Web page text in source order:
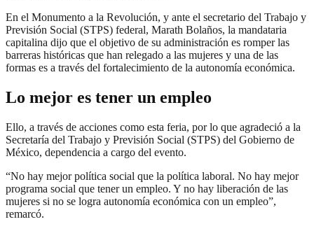
En el Monumento a la Revolución, y ante el secretario del Trabajo y
Previsión Social (STPS) federal, Marath Bolaños, la mandataria
capitalina dijo que el objetivo de su administración es romper las
barreras históricas que han relegado a las mujeres y una de las
formas es a través del fortalecimiento de la autonomía económica.
Lo mejor es tener un empleo
Ello, a través de acciones como esta feria, por lo que agradeció a la
Secretaría del Trabajo y Previsión Social (STPS) del Gobierno de
México, dependencia a cargo del evento.
“No hay mejor política social que la política laboral. No hay mejor
programa social que tener un empleo. Y no hay liberación de las
mujeres si no se logra autonomía económica con un empleo”,
remarcó.